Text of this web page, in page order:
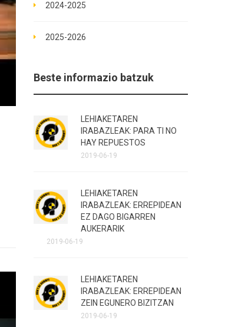
2024-2025
2025-2026
Beste informazio batzuk
LEHIAKETAREN
IRABAZLEAK: PARA TI NO
HAY REPUESTOS
2019-06-19
LEHIAKETAREN
IRABAZLEAK: ERREPIDEAN
EZ DAGO BIGARREN
AUKERARIK
2019-06-19
LEHIAKETAREN
IRABAZLEAK: ERREPIDEAN
ZEIN EGUNERO BIZITZAN
2019-06-19